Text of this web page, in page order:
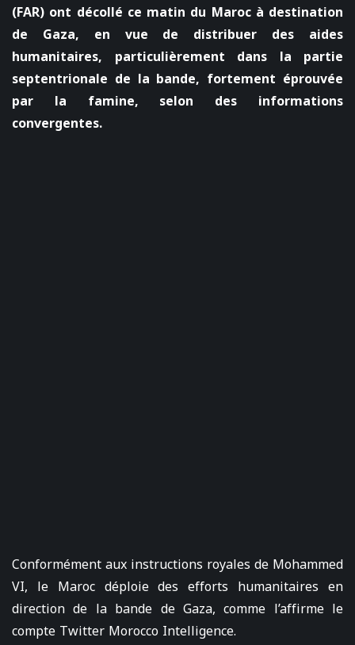
(FAR) ont décollé ce matin du Maroc à destination
de Gaza, en vue de distribuer des aides
humanitaires, particulièrement dans la partie
septentrionale de la bande, fortement éprouvée
par la famine, selon des informations
convergentes.
Conformément aux instructions royales de Mohammed
VI, le Maroc déploie des efforts humanitaires en
direction de la bande de Gaza, comme l’affirme le
compte Twitter Morocco Intelligence.